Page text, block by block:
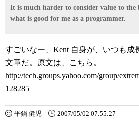
It is much harder to consider value to the
what is good for me as a programmer.
すごいなー、Kent 自身が、いつも成
文章だ。原文は、こちら。
http://tech.groups.yahoo.com/group/
128285
平鍋 健児 2007/05/02 07:55:27